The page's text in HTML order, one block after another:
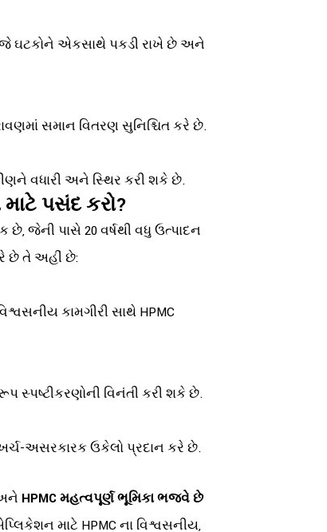
જે ઘટકોને એકસાથે પકડી રાખે છે અને
સમાન વિતરણ સુનિશ્ચિત કરે છે.
વધારી અને સ્થિર કરી શકે છે.
પસંદ કરો?
જેની પાસે 20 વર્ષથી વધુ ઉત્પાદન
છે તે અહીં છે:
કામગીરી સાથે HPMC
સ્પષ્ટીકરણોની વિનંતી કરી શકે છે.
ખર્ચ-અસરકારક ઉકેલો પ્રદાન કરે છે.
HPMC મહત્વપૂર્ણ ભૂમિકા ભજવે છે
માટે HPMC ના વિશ્વસનીય,